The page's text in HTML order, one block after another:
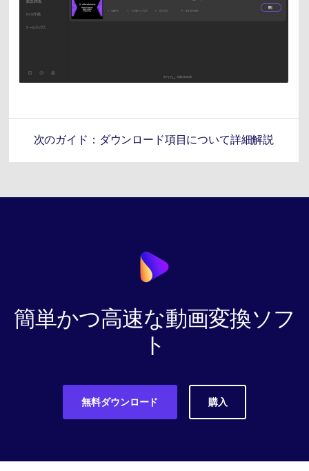
次のガイド：ダウンロード項目について詳細解説
簡単かつ高速な動画変換ソフ
ト
無料ダウンロード 購入